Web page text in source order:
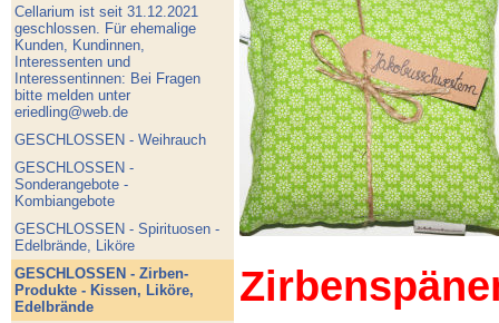
Cellarium ist seit 31.12.2021
geschlossen. Für ehemalige
Kunden, Kundinnen,
Interessenten und
Interessentinnen: Bei Fragen
bitte melden unter
eriedling@web.de
GESCHLOSSEN - Weihrauch
GESCHLOSSEN -
Sonderangebote -
Kombiangebote
GESCHLOSSEN - Spirituosen -
Edelbrände, Liköre
GESCHLOSSEN - Zirben-
Produkte - Kissen, Liköre,
Edelbrände